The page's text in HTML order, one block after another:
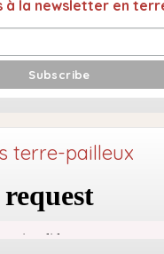
à la newsletter en
terre-pailleux